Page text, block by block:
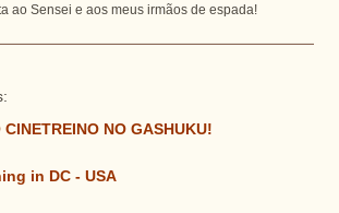
ao Sensei e aos meus irmãos de espada!
CINETREINO NO GASHUKU!
in DC - USA